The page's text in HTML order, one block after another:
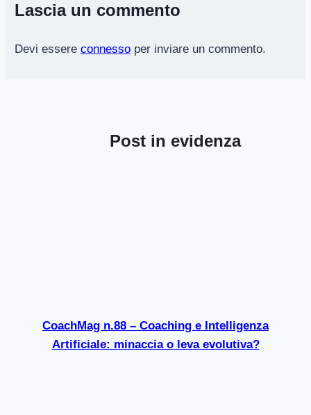
Lascia un commento
Devi essere connessoper inviare un commento.
Post in evidenza
CoachMag n.88 – Coaching e Intelligenza
Artificiale: minaccia o leva evolutiva?